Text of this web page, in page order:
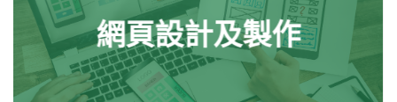
網頁設計及製作